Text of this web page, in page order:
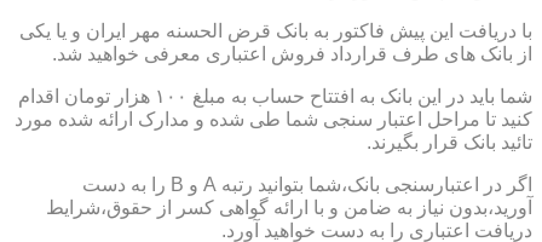
با دریافت این پیش فاکتور به بانک قرض الحسنه مهر ایران و یا یکی
از بانک های طرف قرارداد فروش اعتباری معرفی خواهید شد.
شما باید در این بانک به افتتاح حساب به مبلغ ۱۰۰ هزار تومان اقدام
کنید تا مراحل اعتبار سنجی شما طی شده و مدارک ارائه شده مورد
تائید بانک قرار بگیرند.
اگر در اعتبارسنجی بانک،شما بتوانید رتبه A و B را به دست
آورید،بدون نیاز به ضامن و با ارائه گواهی کسر از حقوق،شرایط
دریافت اعتباری را به دست خواهید آورد.